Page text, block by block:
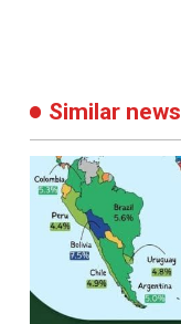
Similar news